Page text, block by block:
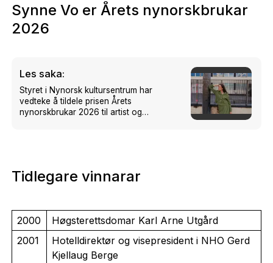
Synne Vo er Årets nynorskbrukar
2026
Les saka:
Styret i Nynorsk kultursentrum har
vedteke å tildele prisen Årets
nynorskbrukar 2026 til artist og
Tidlegare vinnarar
2000
Høgsterettsdomar Karl Arne Utgård
2001
Hotelldirektør og visepresident i NHO Gerd
Kjellaug Berge